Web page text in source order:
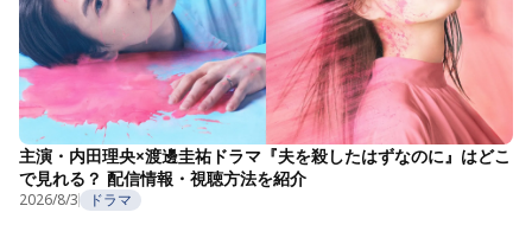
主演・内田理央×渡邊圭祐ドラマ『夫を殺したはずなのに』はどこ
で見れる？ 配信情報・視聴方法を紹介
2026/8/3 ドラマ